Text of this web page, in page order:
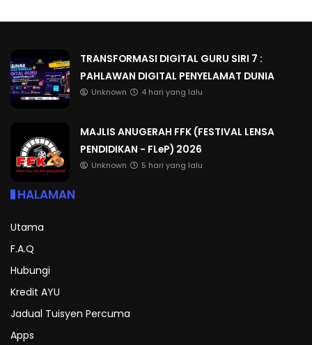
TRANSFORMASI DIGITAL GURU SIRI 7 :
PAHLAWAN DIGITAL PENYELAMAT DUNIA
Unknown 4 hari yang lalu
MAJLIS ANUGERAH FFK (FESTIVAL LENSA
PENDIDIKAN - FLeP) 2026
Unknown 5 hari yang lalu
HALAMAN
Utama
F.A.Q
Hubungi
Kredit AYU
Jadual Tuisyen Percuma
Apps